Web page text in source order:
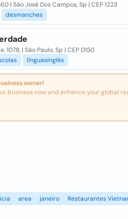
| São José Dos Campos, Sp | CEP 1223
desmanches
1078, | São Paulo, Sp | CEP 0150
línguasinglês
owner!
business now and enhance your global
area janeiro Restaurantes